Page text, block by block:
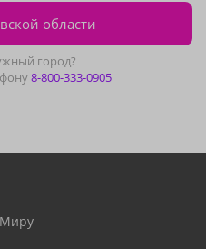
области
город?
8-800-333-0905
Миру